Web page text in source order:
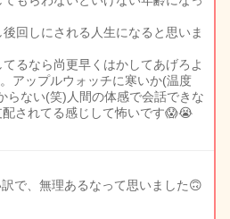
回しにされる人生になると思いま
るなら尚更早くはかしてあげろよ
アップルウォッチに寒いか(温度
らない(笑)人間の体感で会話できな
されてる感じして怖いです😱😭
で、無理あるなって思いました🙃